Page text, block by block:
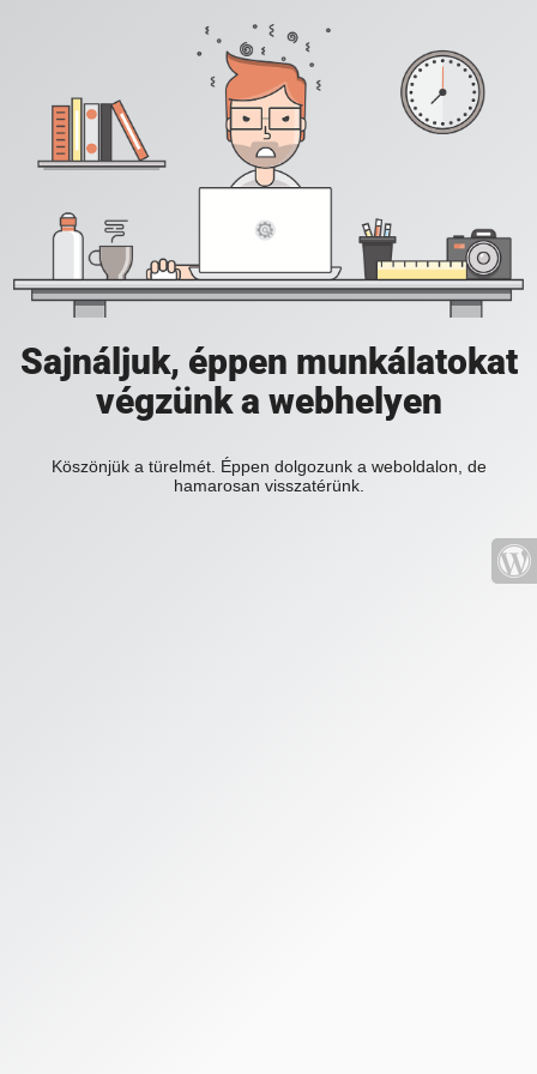
Sajnáljuk, éppen munkálatokat
végzünk a webhelyen
Köszönjük a türelmét. Éppen dolgozunk a weboldalon, de
hamarosan visszatérünk.